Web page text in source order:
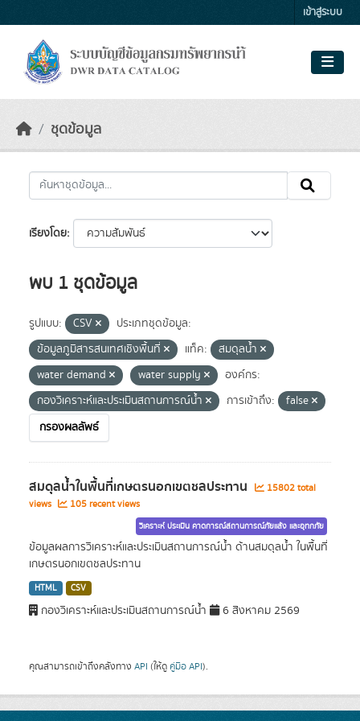
เข้าสู่ระบบ
ชุดข้อมูล
เรียงโดย
พบ 1 ชุดข้อมูล
รูปแบบ: CSV
ประเภทชุดข้อมูล:
ข้อมูลภูมิสารสนเทศเชิงพื้นที่
แท็ค:
สมดุลน้ำ
water demand
water supply
องค์กร:
กองวิเคราะห์และประเมินสถานการณ์น้ำ
การเข้าถึง:
false
กรองผลลัพธ์
สมดุลน้ำในพื้นที่เกษตรนอกเขตชลประทาน
15802 total
views
105 recent views
วิเคราะห์ ประเมิน คาดการณ์สถานการณ์ภัยแล้ง และอุทกภัย
ข้อมูลผลการวิเคราะห์และประเมินสถานการณ์น้ำ ด้านสมดุลน้ำ ในพื้นที่
เกษตรนอกเขตชลประทาน
HTML CSV
กองวิเคราะห์และประเมินสถานการณ์น้ำ 6 สิงหาคม 2569
คุณสามารถเข้าถึงคลังทาง API (ให้ดู คู่มือ API).